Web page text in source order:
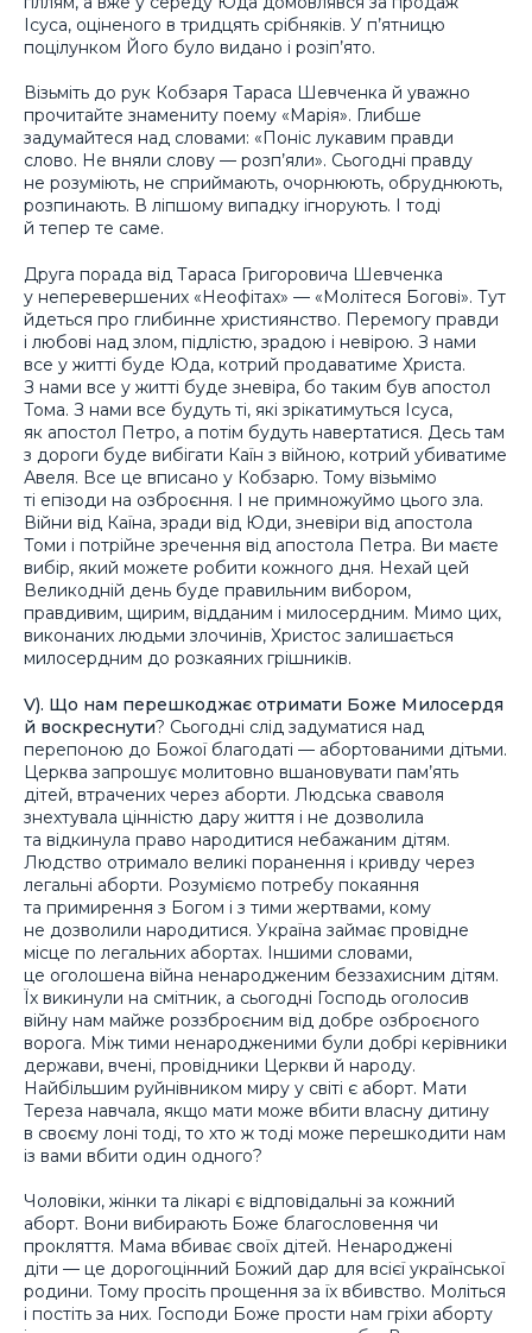
Ісуса, оціненого в тридцять срібняків. У п’ятницю
поцілунком Його було видано і розіп’ято.
Візьміть до рук Кобзаря Тараса Шевченка й уважно
прочитайте знамениту поему «Марія». Глибше
задумайтеся над словами: «Поніс лукавим правди
слово. Не вняли слову — розп’яли». Сьогодні правду
не розуміють, не сприймають, очорнюють, обруднюють,
розпинають. В ліпшому випадку ігнорують. І тоді
й тепер те саме.
Друга порада від Тараса Григоровича Шевченка
у неперевершених «Неофітах» — «Молітеся Богові». Тут
йдеться про глибинне християнство. Перемогу правди
і любові над злом, підлістю, зрадою і невірою. З нами
все у житті буде Юда, котрий продаватиме Христа.
З нами все у житті буде зневіра, бо таким був апостол
Тома. З нами все будуть ті, які зрікатимуться Ісуса,
як апостол Петро, а потім будуть навертатися. Десь там
з дороги буде вибігати Каїн з війною, котрий убиватиме
Авеля. Все це вписано у Кобзарю. Тому візьмімо
ті епізоди на озброєння. І не примножуймо цього зла.
Війни від Каїна, зради від Юди, зневіри від апостола
Томи і потрійне зречення від апостола Петра. Ви маєте
вибір, який можете робити кожного дня. Нехай цей
Великодній день буде правильним вибором,
правдивим, щирим, відданим і милосердним. Мимо цих,
виконаних людьми злочинів, Христос залишається
милосердним до розкаяних грішників.
V). Що нам перешкоджає отримати Боже Милосердя
й воскреснути? Сьогодні слід задуматися над
перепоною до Божої благодаті — абортованими дітьми.
Церква запрошує молитовно вшановувати пам’ять
дітей, втрачених через аборти. Людська сваволя
знехтувала цінністю дару життя і не дозволила
та відкинула право народитися небажаним дітям.
Людство отримало великі поранення і кривду через
легальні аборти. Розуміємо потребу покаяння
та примирення з Богом і з тими жертвами, кому
не дозволили народитися. Україна займає провідне
місце по легальних абортах. Іншими словами,
це оголошена війна ненародженим беззахисним дітям.
Їх викинули на смітник, а сьогодні Господь оголосив
війну нам майже роззброєним від добре озброєного
ворога. Між тими ненародженими були добрі керівники
держави, вчені, провідники Церкви й народу.
Найбільшим руйнівником миру у світі є аборт. Мати
Тереза навчала, якщо мати може вбити власну дитину
в своєму лоні тоді, то хто ж тоді може перешкодити нам
із вами вбити один одного?
Чоловіки, жінки та лікарі є відповідальні за кожний
аборт. Вони вибирають Боже благословення чи
прокляття. Мама вбиває своїх дітей. Ненароджені
діти — це дорогоцінний Божий дар для всієї української
родини. Тому просіть прощення за їх вбивство. Моліться
і постіть за них. Господи Боже прости нам гріхи аборту